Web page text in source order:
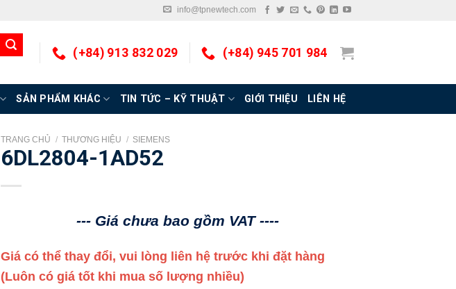
info@tpnewtech.com
(+84) 913 832 029 (+84) 945 701 984
SẢN PHẨM KHÁC TIN TỨC – KỸ THUẬT GIỚI THIỆU LIÊN HỆ
TRANG CHỦ / THƯƠNG HIỆU / SIEMENS
6DL2804-1AD52
--- Giá chưa bao gồm VAT ----
Giá có thể thay đổi, vui lòng liên hệ trước khi đặt hàng
(Luôn có giá tốt khi mua số lượng nhiều)